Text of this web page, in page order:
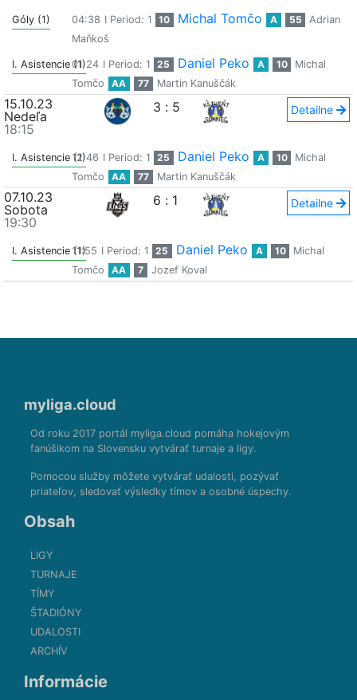
Góly (1) 04:38 I Period: 1 10 Michal Tomčo A 55
Adrian
Maňkoš
I. Asistencie (1)01:24 I Period: 1 25 Daniel Peko A 10
Michal
Tomčo
AA 77 Martin Kanuščák
15.10.23
Nedeľa
18:15
3 : 5 Detailne
I. Asistencie (1)12:46 I Period: 1 25 Daniel Peko A 10
Michal
Tomčo
AA 77 Martin Kanuščák
07.10.23
Sobota
19:30
6 : 1 Detailne
I. Asistencie (1)
11:55 I Period: 1 25 Daniel Peko A 10
Michal
Tomčo
AA 7 Jozef Koval
myliga.cloud
Od roku 2017 portál myliga.cloud pomáha hokejovým
fanúšikom na Slovensku vytvárať turnaje a ligy.
Pomocou služby môžete vytvárať udalosti, pozývať
priateľov, sledovať výsledky tímov a osobné úspechy.
Obsah
LIGY
TURNAJE
TÍMY
ŠTADIÓNY
UDALOSTI
ARCHÍV
Informácie